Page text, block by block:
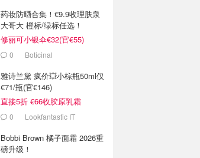
药妆防晒合集！€9.9收理肤泉
大哥大 橙标/绿标任选！
修丽可小银伞€32(官€55)
0 Boticinal
雅诗兰黛 疯价💥小棕瓶50ml仅
€71/瓶(官€146)
直接5折 €66收胶原乳霜
0 Lookfantastic IT
Bobbi Brown 橘子面霜 2026重
磅升级！